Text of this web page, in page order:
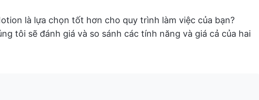
là lựa chọn tốt hơn cho quy trình làm việc của bạn?
tôi sẽ đánh giá và so sánh các tính năng và giá cả của hai